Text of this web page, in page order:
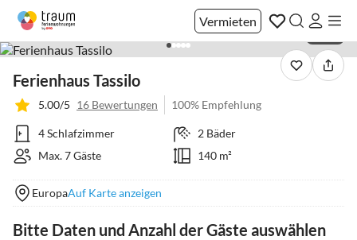
Vermieten
Ferienhaus Tassilo
5.00/5 16 Bewertungen 100% Empfehlung
4 Schlafzimmer
2 Bäder
Max. 7 Gäste
140 m²
EuropaAuf Karte anzeigen
Bitte Daten und Anzahl der Gäste auswählen